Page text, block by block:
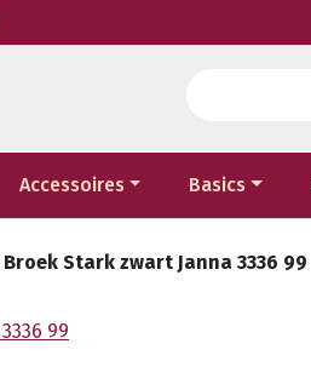
Accessoires Basics
Broek Stark zwart Janna 3336 99